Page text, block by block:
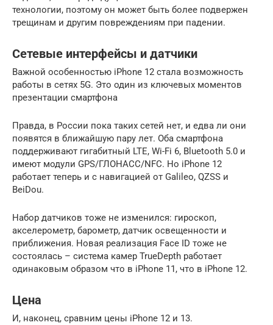
технологии, поэтому он может быть более подвержен
трещинам и другим повреждениям при падении.
Сетевые интерфейсы и датчики
Важной особенностью iPhone 12 стала возможность
работы в сетях 5G. Это один из ключевых моментов
презентации смартфона
Правда, в России пока таких сетей нет, и едва ли они
появятся в ближайшую пару лет. Оба смартфона
поддерживают гигабитный LTE, Wi-Fi 6, Bluetooth 5.0 и
имеют модули GPS/ГЛОНАСС/NFC. Но iPhone 12
работает теперь и с навигацией от Galileo, QZSS и
BeiDou.
Набор датчиков тоже не изменился: гироскоп,
акселерометр, барометр, датчик освещенности и
приближения. Новая реализация Face ID тоже не
состоялась – система камер TrueDepth работает
одинаковым образом что в iPhone 11, что в iPhone 12.
Цена
И, наконец, сравним цены iPhone 12 и 13.